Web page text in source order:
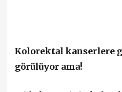
Kolorektal kanserlere
görülüyor ama!